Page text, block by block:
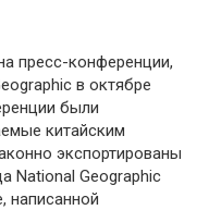
пресс-конференции,
в октябре
были
китайским
экспортированы
National Geographic
написанной